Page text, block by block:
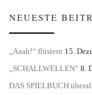
NEUESTE
„Aaah!“ flüstern 15.
„SCHALLWELLEN“ 8.
DAS SPIELBUCH